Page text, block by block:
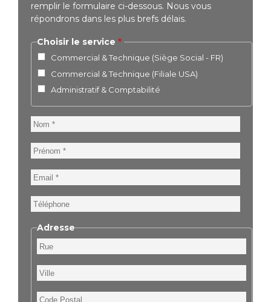
remplir le formulaire ci-dessous. Nous vous
répondrons dans les plus brefs délais.
Choisir le service
Commercial & Technique (Siège Social - FR)
Commercial & Technique (Filiale USA)
Administratif & Comptabilité
Nom
Prénom
Email
Téléphone
Adresse
Rue
Ville
Code